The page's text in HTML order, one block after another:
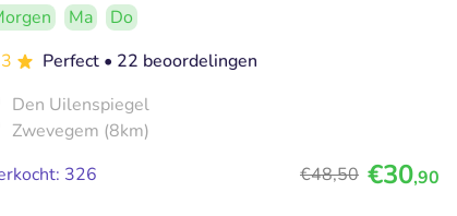
Ma
Do
Perfect • 22 beoordelingen
Den Uilenspiegel
Zwevegem (8km)
326
€48,50 €30,90